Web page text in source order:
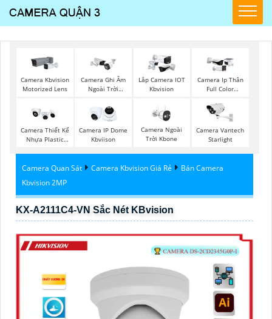
Camera Kbvision
Motorized Lens
Camera Ghi Âm
Ngoài Trời
Lắp Camera IOT
Kbvision
Camera Ip Thân
Full Color
Camera Thiết Kế
Nhựa Plastic
Camera IP Dome
Kbviison
Camera Ngoài
Trời Kbone
Camera Vantech
Starlight
Camera Quan Sát Camera Kbvision Giá Rẻ
Bán Camera
Kbvision 2MP
KX-A2111C4-VN Sắc Nét KBvision